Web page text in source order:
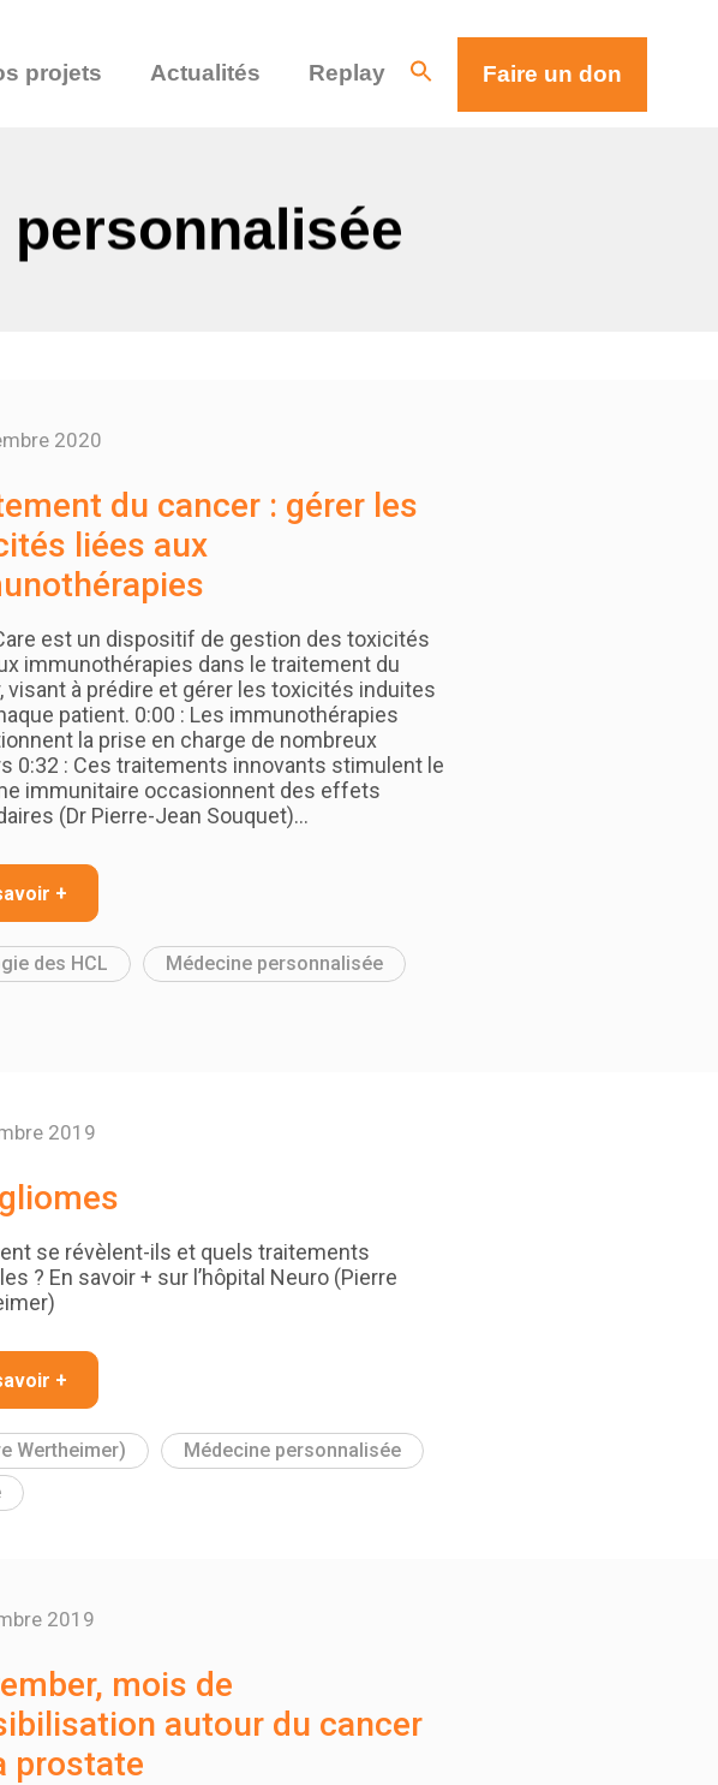
projets Actualités Replay Faire un don
2020
du cancer : gérer les
liées aux
est un dispositif de gestion des toxicités
immunothérapies dans le traitement du
visant à prédire et gérer les toxicités induites
patient. 0:00 : Les immunothérapies
la prise en charge de nombreux
0:32 : Ces traitements innovants stimulent le
immunitaire occasionnent des effets
(Dr Pierre-Jean Souquet)…
+
des HCL
Médecine personnalisée
2019
se révèlent-ils et quels traitements
? En savoir + sur l’hôpital Neuro (Pierre
+
Wertheimer)
Médecine personnalisée
2019
mois de
autour du cancer
prostate